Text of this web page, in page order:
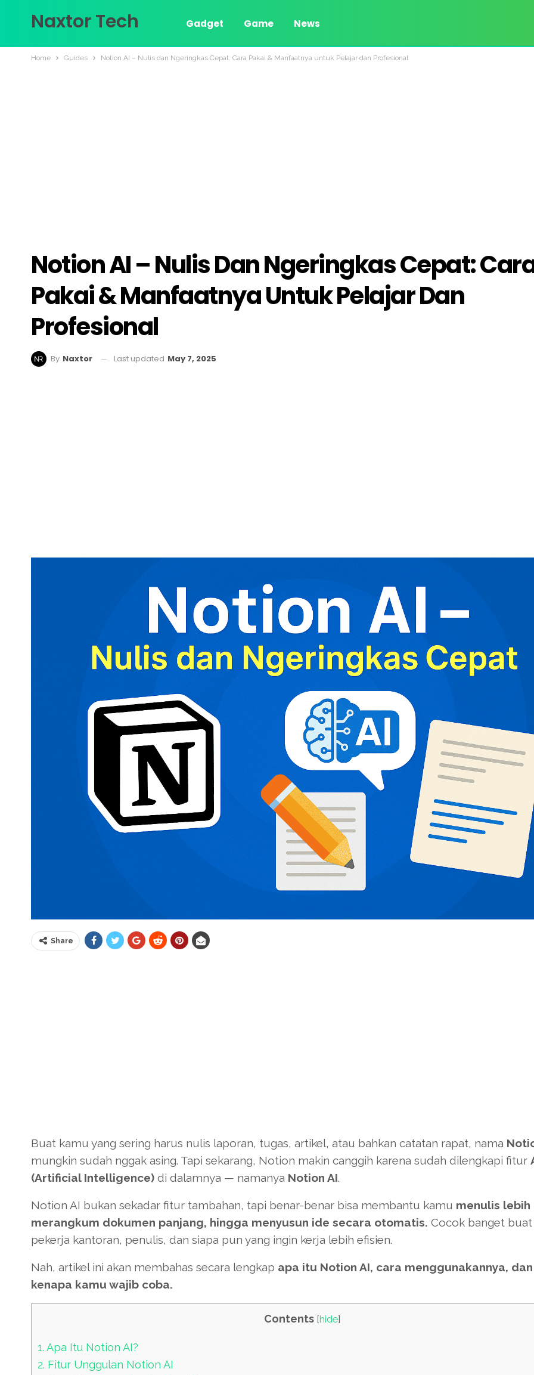
Naxtor Tech Gadget Game News
Home Guides Notion AI – Nulis dan Ngeringkas Cepat: Cara Pakai & Manfaatnya untuk Pelajar dan Profesional
Notion AI – Nulis Dan Ngeringkas Cepat:
Pakai & Manfaatnya Untuk Pelajar Dan
Profesional
By Naxtor Last updated May 7, 2025
Share
Buat kamu yang sering harus nulis laporan, tugas, artikel, atau bahkan catatan rapat, nama
mungkin sudah nggak asing. Tapi sekarang, Notion makin canggih karena sudah dilengkapi fitur
(Artificial Intelligence) di dalamnya — namanya Notion AI.
Notion AI bukan sekadar fitur tambahan, tapi benar-benar bisa membantu kamu menulis lebih
merangkum dokumen panjang, hingga menyusun ide secara otomatis. Cocok banget buat
pekerja kantoran, penulis, dan siapa pun yang ingin kerja lebih efisien.
Nah, artikel ini akan membahas secara lengkap apa itu Notion AI, cara menggunakannya, dan
kenapa kamu wajib coba.
Contents [hide]
1. Apa Itu Notion AI?
2. Fitur Unggulan Notion AI